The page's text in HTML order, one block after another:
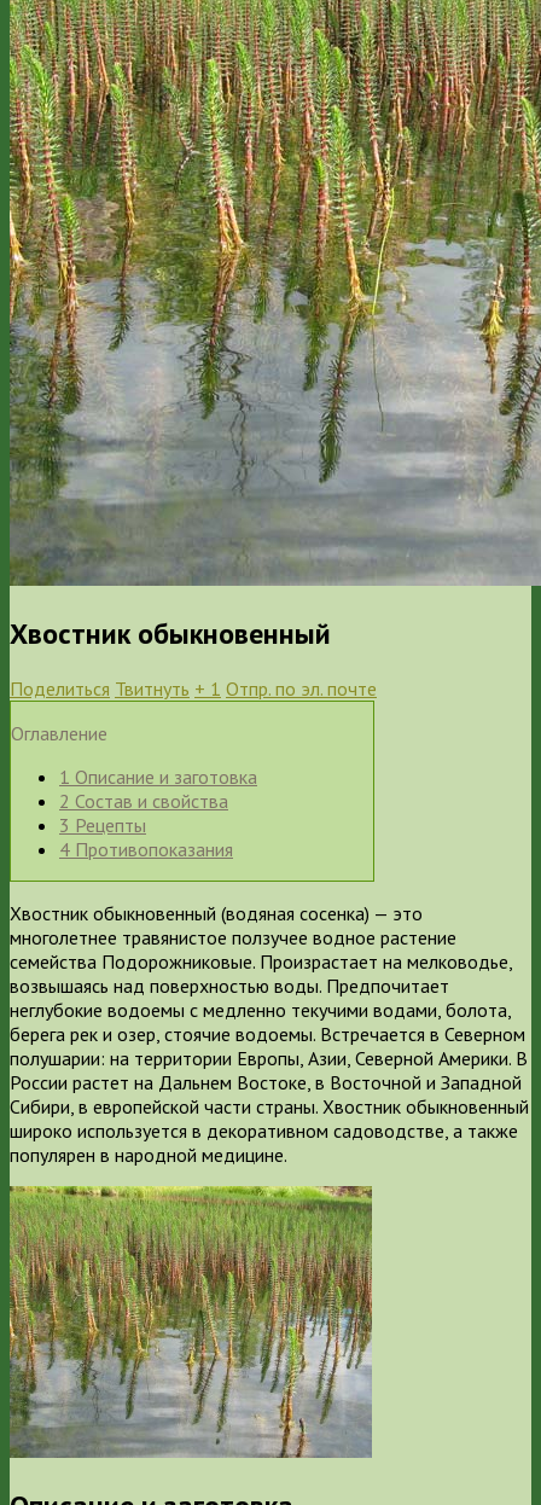
Хвостник обыкновенный
Поделиться Твитнуть + 1 Отпр. по эл. почте
Оглавление
1 Описание и заготовка
2 Состав и свойства
3 Рецепты
4 Противопоказания
Хвостник обыкновенный (водяная сосенка) — это
многолетнее травянистое ползучее водное растение
семейства Подорожниковые. Произрастает на мелководье,
возвышаясь над поверхностью воды. Предпочитает
неглубокие водоемы с медленно текучими водами, болота,
берега рек и озер, стоячие водоемы. Встречается в Северном
полушарии: на территории Европы, Азии, Северной Америки. В
России растет на Дальнем Востоке, в Восточной и Западной
Сибири, в европейской части страны. Хвостник обыкновенный
широко используется в декоративном садоводстве, а также
популярен в народной медицине.